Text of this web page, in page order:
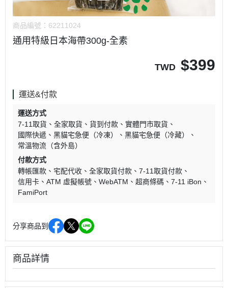
商品編號： 62211024
通用特級日本海帶300g-全素
TWD $399
運送&付款
運送方式
7-11取貨
全家取貨 貨到付款
實體門市取貨
國際快遞
黑貓宅急便（冷凍）
黑貓宅急便（冷藏）
常溫物流（含外島）
付款方式
轉帳匯款
宅配代收 全家取貨付款
7-11取貨付款
信用卡
ATM 虛擬帳號 WebATM 超商條碼
7-11 iBon
FamiPort
分享商品到
商品詳情